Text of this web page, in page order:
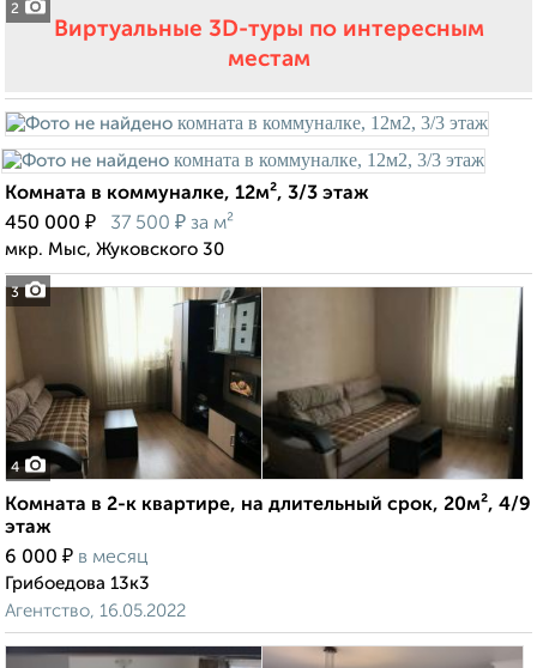
2
Виртуальные 3D-туры по интересным
местам
3
Комната в коммуналке, 12м², 3/3 этаж
450 000 ₽ 37 500 ₽ за м²
мкр. Мыс, Жуковского 30
4
Комната в 2-к квартире, на длительный срок, 20м², 4/9
этаж
6 000 ₽ в месяц
Грибоедова 13к3
Агентство, 16.05.2022